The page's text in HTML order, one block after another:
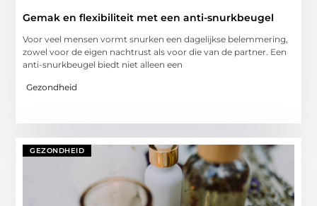
Gemak en flexibiliteit met een anti-snurkbeugel
Voor veel mensen vormt snurken een dagelijkse belemmering,
zowel voor de eigen nachtrust als voor die van de partner. Een
anti-snurkbeugel biedt niet alleen een
Gezondheid
GEZONDHEID